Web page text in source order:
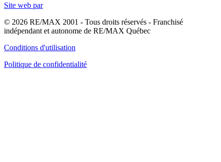
Site web par
© 2026 RE/MAX 2001 - Tous droits réservés - Franchisé
indépendant et autonome de RE/MAX Québec
Conditions d'utilisation
Politique de confidentialité